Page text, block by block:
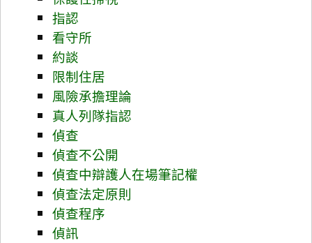
指認
看守所
約談
限制住居
風險承擔理論
真人列隊指認
偵查
偵查不公開
偵查中辯護人在場筆記權
偵查法定原則
偵查程序
偵訊